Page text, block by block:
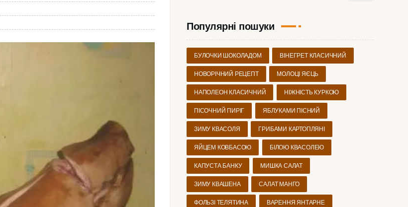
Популярні пошуки
БУЛОЧКИ ШОКОЛАДОМ ВІНЕГРЕТ КЛАСИЧНИЙ
НОВОРІЧНИЙ РЕЦЕПТ МОЛОЦІ ЯЄЦЬ
НАПОЛЕОН КЛАСИЧНИЙ НІЖНІСТЬ КУРКОЮ
ПІСОЧНИЙ ПИРІГ ЯБЛУКАМИ ПІСНИЙ
ЗИМУ КВАСОЛЯ ГРИБАМИ КАРТОПЛЯНІ
ЯЙЦЕМ КОВБАСОЮ БІЛОЮ КВАСОЛЕЮ
КАПУСТА БАНКУ МИШКА САЛАТ
ЗИМУ КВАШЕНА САЛАТ МАНГО
ФОЛЬЗІ ТЕЛЯТИНА ВАРЕННЯ ЯНТАРНЕ